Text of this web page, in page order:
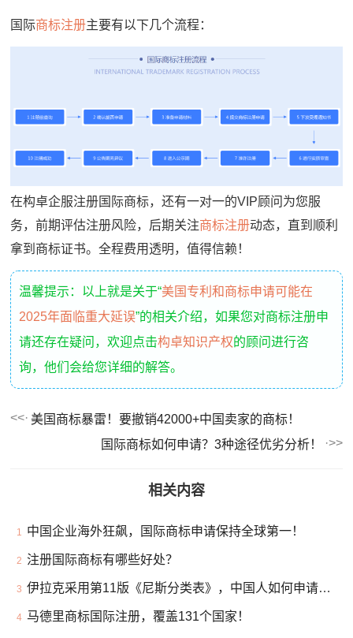
国际商标注册主要有以下几个流程：
在构卓企服注册国际商标，还有一对一的VIP顾问为您服
务，前期评估注册风险，后期关注商标注册动态，直到顺利
拿到商标证书。全程费用透明，值得信赖！
温馨提示：以上就是关于“美国专利和商标申请可能在
2025年面临重大延误”的相关介绍，如果您对商标注册申
请还存在疑问，欢迎点击构卓知识产权的顾问进行咨
询，他们会给您详细的解答。
美国商标暴雷！要撤销42000+中国卖家的商标！
国际商标如何申请？3种途径优劣分析！
相关内容
1 中国企业海外狂飙，国际商标申请保持全球第一！
2 注册国际商标有哪些好处？
3 伊拉克采用第11版《尼斯分类表》，中国人如何申请伊拉克商标？
4 马德里商标国际注册，覆盖131个国家！